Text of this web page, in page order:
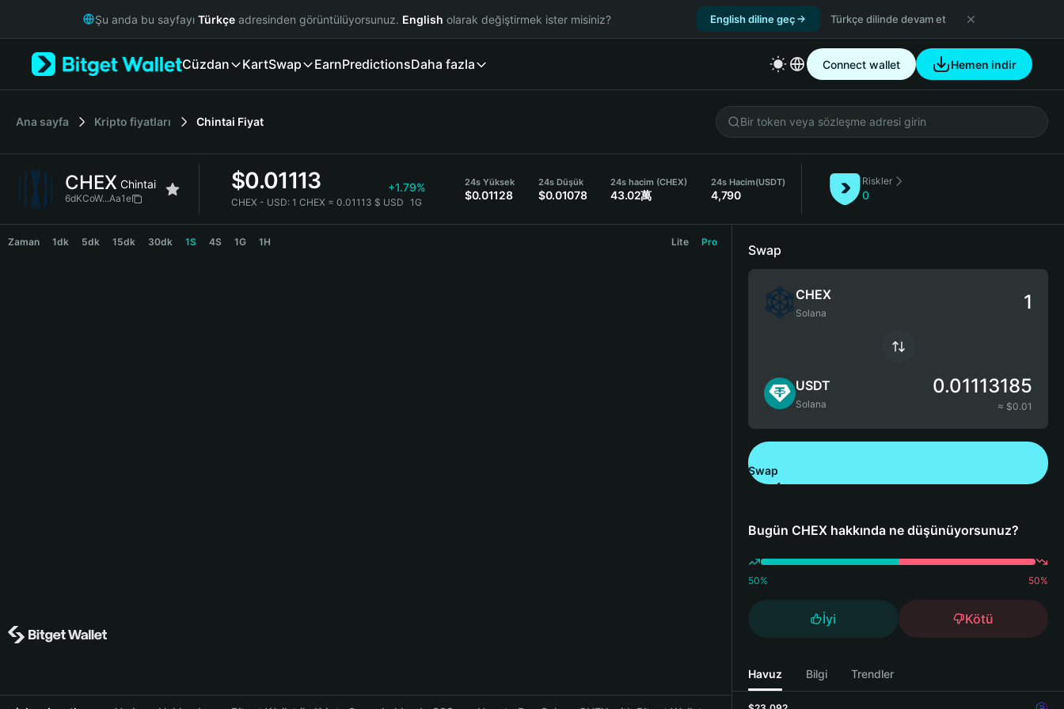
Русский
Italiano
简体中文
繁體中文
Bahasa Indonesia
Şu anda bu sayfayı Türkçe adresinden görüntülüyorsunuz. English olarak değiştirmek ister misiniz? English diline geç Türkçe dilinde devam et
Cüzdan KartSwap EarnPredictionsDaha fazla Connect wallet Hemen indir
Ana sayfa Kripto fiyatları Chintai Fiyat
CHEX Chintai
6dKCoW...Aa1e
$0.01113 +1.79%
CHEX - USD: 1 CHEX = 0.01113 $ USD 1G
24s Yüksek
$0.01128
24s Düşük
$0.01078
24s hacim (CHEX)
43.02萬
24s Hacim(USDT)
4,790
Riskler
0
Zaman 1dk 5dk 15dk 30dk 1S 4S 1G 1H Lite Pro
Swap
CHEX
Solana
USDT
Solana
0.01113185
≈ $0.01
Swap
Bugün CHEX hakkında ne düşünüyorsunuz?
50% 50%
İyi Kötü
Havuz Bilgi Trendler